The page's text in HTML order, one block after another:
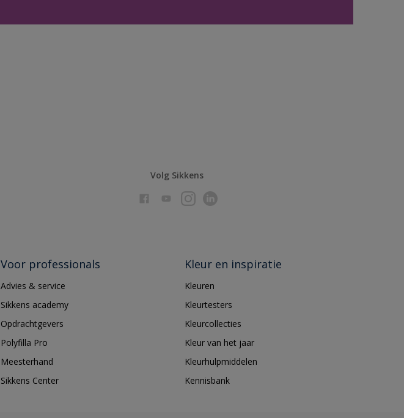
Volg Sikkens
Voor professionals
Advies & service
Sikkens academy
Opdrachtgevers
Polyfilla Pro
Meesterhand
Sikkens Center
Kleur en inspiratie
Kleuren
Kleurtesters
Kleurcollecties
Kleur van het jaar
Kleurhulpmiddelen
Kennisbank